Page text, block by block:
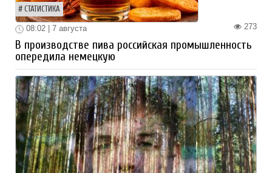
СТАТИСТИКА
273
08:02 | 7 августа
В производстве пива российская промышленность
опередила немецкую